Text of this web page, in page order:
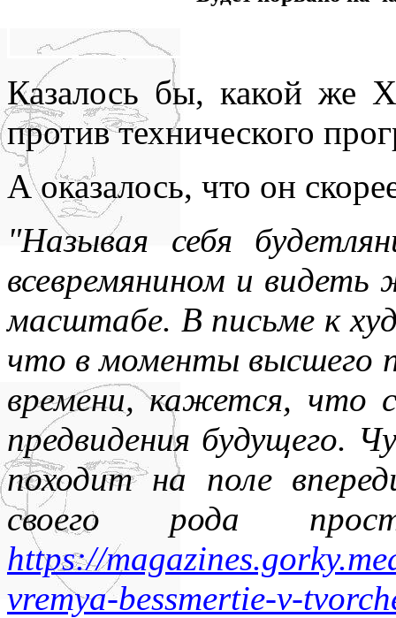
Казалось бы, какой же
против технического
А оказалось, что он
"Называя себя
всевремянином и
масштабе. В письме к
что в моменты высшего
времени, кажется, что
предвидения будущего.
походит на поле
своего рода
https://
vremya-bessmertie-v-